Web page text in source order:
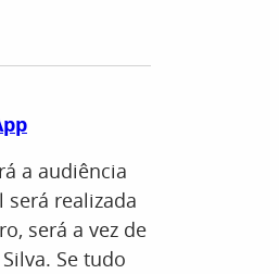
a audiência
realizada
será a vez de
Se tudo